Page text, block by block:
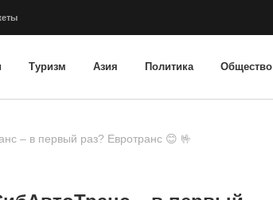
Туризм Азия Политика Общество
– в первый раз? Евротранс 😊 🤟